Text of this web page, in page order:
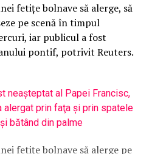
fetiţe bolnave să alerge, să
pe scenă în timpul
iar publicul a fost
pontif, potrivit Reuters.
fetiţe bolnave să alerge pe